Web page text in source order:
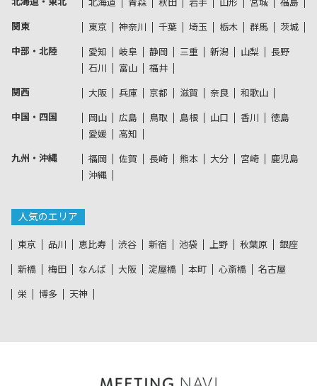
北海道 青森 秋田 岩手 山形 宮城 福島
関東 東京 神奈川 千葉 埼玉 栃木 群馬 茨城
中部・北陸 愛知 岐阜 静岡 三重 新潟 山梨
長野
石川
富山 福井
関西 大阪 兵庫 京都 滋賀 奈良 和歌山
中国・四国 岡山 広島 鳥取 島根 山口 香川
徳島
愛媛
高知
九州・沖縄 福岡 佐賀 長崎 熊本 大分 宮崎
鹿児島
沖縄
人気のエリア
東京 品川 恵比寿 渋谷 新宿 池袋 上野 秋葉原 銀座
新橋 梅田 なんば 大阪 淀屋橋 本町 心斎橋 名古屋
栄 博多 天神